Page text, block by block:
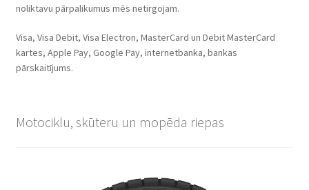
noliktavu pārpalikumus mēs netirgojam.
Visa, Visa Debit, Visa Electron, MasterCard un Debit MasterCard
kartes, Apple Pay, Google Pay, internetbanka, bankas
pārskaitījums.
Motociklu, skūteru un mopēda riepas